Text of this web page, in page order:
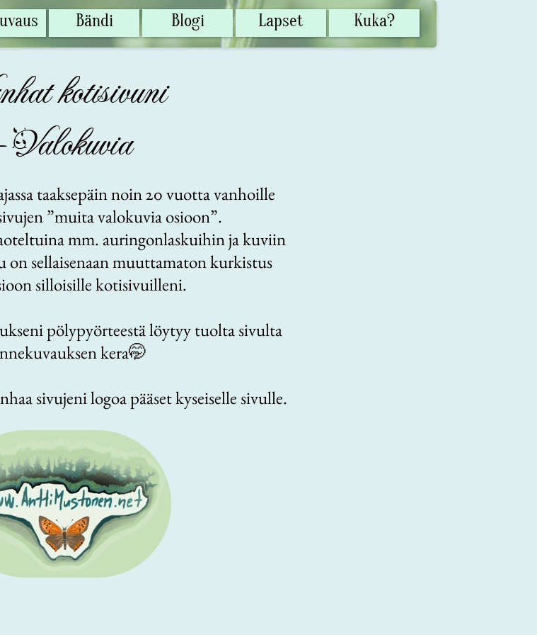
Bändi Blogi Lapset Kuka?
kotisivuni
Valokuvia
taaksepäin noin 20 vuotta vanhoille
”muita valokuvia osioon”.
mm. auringonlaskuihin ja kuviin
on sellaisenaan muuttamaton kurkistus
silloisille kotisivuilleni.
pölypyörteestä löytyy tuolta sivulta
kera🤭
sivujeni logoa pääset kyseiselle sivulle.